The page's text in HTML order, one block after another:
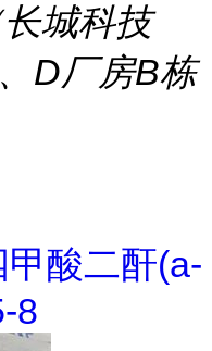
城科技
D厂房B栋
酸二酐(a-
8